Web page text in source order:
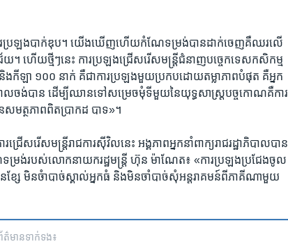
រ​ប្រឡង​បាក់​ឌុប។​ យើង​ឃើញ​ហើយ​កំណែ​ទម្រង់​បាន​ដាក់​ចេញ​គឺ​ឈរ​លើ​
ហើយ​ថ្មីៗ​នេះ​ ការ​ប្រឡង​ជ្រើស​រើស​មន្ត្រី​ជំនាញ​បច្ចេក​ទេស​កសិកម្ម​
កីឡា​ ១០០ ​នាក់​ គឺ​ជា​ការ​ប្រឡង​មួយ​ប្រកប​ដោយ​តម្លាភាព​បំផុត​ គឺ​អ្នក​
ាល​ចង់​បាន​ ដើម្បី​ឈាន​ទៅ​សម្រេច​មុំ​ទីមួយ​នៃ​យុទ្ធសាស្ត្រ​បច្ច​កោណ​គឺ​ការ​
ត្ថ​ភាព​ពិតប្រាកដ​ បាទ»។​
ស​រើស​មន្ត្រី​រាជការ​ស៊ីវិល​នេះ​ អង្គភាព​អ្នក​នាំពាក្យ​រាជរដ្ឋាភិបាល​បាន​
ម្រង់​របស់​លោក​នាយក​រដ្ឋមន្ត្រី​ ហ៊ុន ម៉ាណែត​៖ «ការ​ប្រឡង​ប្រជែង​ចូល​
ាន​ខ្សែ ​មិន​ចំា​បាច់​ស្គាល់​អ្នក​ធំ ​និង​មិន​ចាំបាច់​សុំ​អន្តរាគមន៍​ពី​ភាគី​ណាមួយ​
ត៌មាន​ទាក់ទង៖